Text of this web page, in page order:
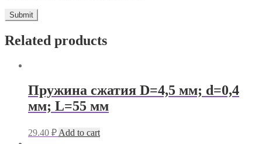
Related products
Пружина сжатия D=4,5 мм; d=0,4
мм; L=55 мм
29.40 ₽ Add to cart